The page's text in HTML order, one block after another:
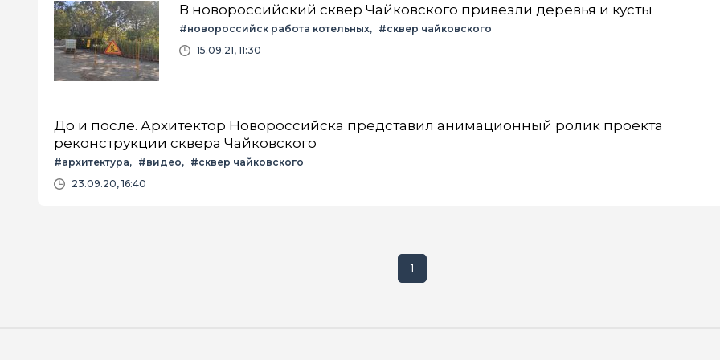
В новороссийский сквер Чайковского привезли деревья и кусты
#новороссийск работа котельных
#сквер чайковского
15.09.21, 11:30
До и после. Архитектор Новороссийска представил анимационный ролик проекта
реконструкции сквера Чайковского
#архитектура #видео
#сквер чайковского
23.09.20, 16:40
1